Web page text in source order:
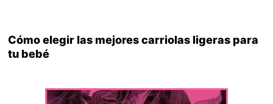
Cómo elegir las mejores carriolas ligeras para
tu bebé